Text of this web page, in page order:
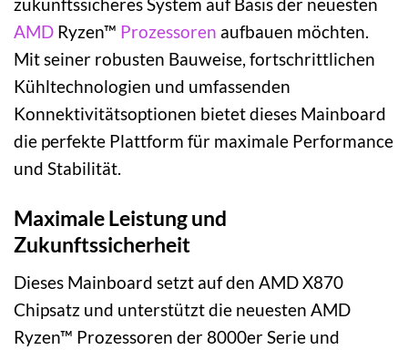
AMD Ryzen™ Prozessoren aufbauen möchten.
Mit seiner robusten Bauweise, fortschrittlichen
Kühltechnologien und umfassenden
Konnektivitätsoptionen bietet dieses Mainboard
die perfekte Plattform für maximale Performance
und Stabilität.
Maximale Leistung und
Zukunftssicherheit
Dieses Mainboard setzt auf den AMD X870
Chipsatz und unterstützt die neuesten AMD
Ryzen™ Prozessoren der 8000er Serie und